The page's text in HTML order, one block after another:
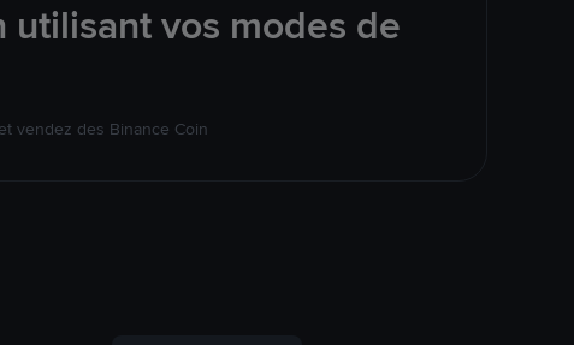
vos modes de
vendez des Binance Coin